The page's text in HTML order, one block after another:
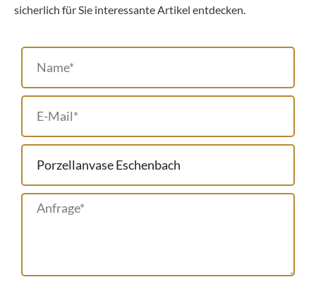
sicherlich für Sie interessante Artikel entdecken.